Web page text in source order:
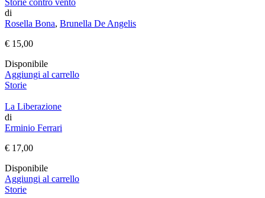
Storie contro vento
di
Rosella Bona, Brunella De Angelis
€ 15,00
Disponibile
Aggiungi al carrello
Storie
La Liberazione
di
Erminio Ferrari
€ 17,00
Disponibile
Aggiungi al carrello
Storie